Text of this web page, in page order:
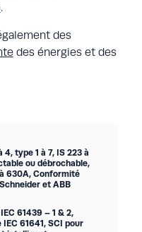
.
des
des énergies et des
4, type 1 à 7, IS 223 à
ou débrochable,
630A, Conformité
et ABB
61439 – 1 & 2,
61641, SCI pour